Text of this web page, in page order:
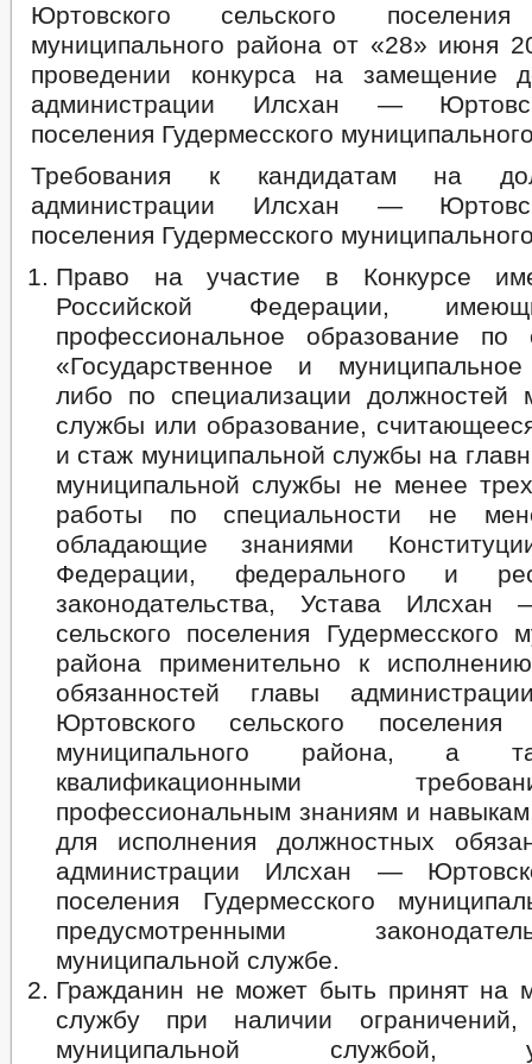
Юртовского сельского поселения
муниципального района от «28» июня
проведении конкурса на замещение
администрации Илсхан —
поселения Гудермесского
Требования к кандидатам на
администрации Илсхан —
поселения Гудермесского
Право на участие в Конкурсе
Российской Федерации,
профессиональное образование по
«Государственное и
либо по специализации должностей
службы или образование,
и стаж муниципальной службы на
муниципальной службы не менее
работы по специальности не
обладающие знаниями
Федерации, федерального и
законодательства, Устава Илсхан
сельского поселения Гудермесского
района применительно к
обязанностей главы
Юртовского сельского поселения
муниципального района, а
квалификационными
профессиональным знаниям и
для исполнения должностных
администрации Илсхан —
поселения Гудермесского
предусмотренными
муниципальной службе.
Гражданин не может быть принят на
службу при наличии
муниципальной службой,